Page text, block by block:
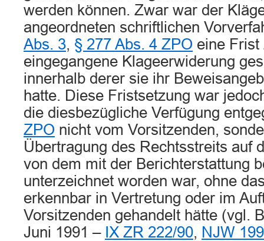
werden können. Zwar war der
angeordneten schriftlichen
Abs. 3, § 277 Abs. 4 ZPO eine Frist
eingegangene Klageerwiderung
innerhalb derer sie ihr
hatte. Diese Fristsetzung war
die diesbezügliche Verfügung
ZPO nicht vom Vorsitzenden,
Übertragung des Rechtsstreits auf
von dem mit der Berichterstattung
unterzeichnet worden war, ohne
erkennbar in Vertretung oder im
Vorsitzenden gehandelt hätte (vgl.
Juni 1991 – IX ZR 222/90, NJW